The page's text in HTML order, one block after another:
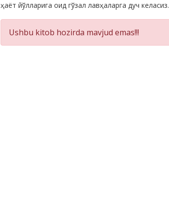
ҳаёт йўлларига оид гўзал лавҳаларга дуч келасиз.
Ushbu kitob hozirda mavjud emas!!!